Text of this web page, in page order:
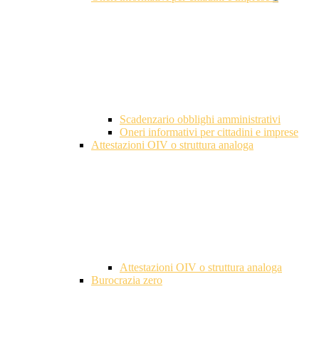
Scadenzario obblighi amministrativi
Oneri informativi per cittadini e imprese
Attestazioni OIV o struttura analoga
Attestazioni OIV o struttura analoga
Burocrazia zero